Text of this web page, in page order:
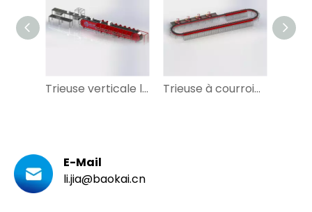
Trieuse verticale linéaire de trieuse à bande transversale pour courrier Trieuse à courroie croisée à boucle personnalisée largement utilisée avec DWS pour vêtements, Express
E-Mail
li.jia@baokai.cn